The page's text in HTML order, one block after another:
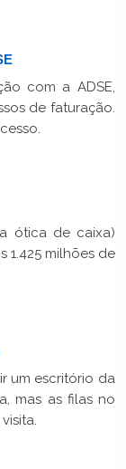
com a ADSE,
de faturação.
ótica de caixa)
1.425 milhões de
um escritório da
mas as filas no